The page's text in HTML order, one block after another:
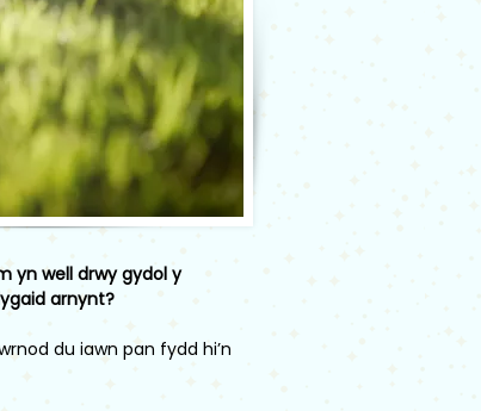
yn well drwy gydol y
arnynt?
du iawn pan fydd hi’n